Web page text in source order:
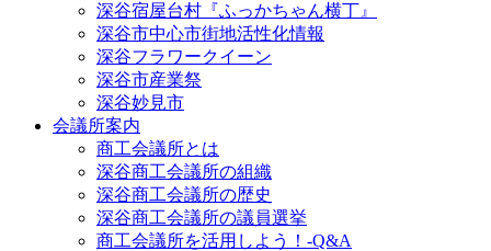
深谷宿屋台村『ふっかちゃん横丁』
深谷市中心市街地活性化情報
深谷フラワークイーン
深谷市産業祭
深谷妙見市
会議所案内
商工会議所とは
深谷商工会議所の組織
深谷商工会議所の歴史
深谷商工会議所の議員選挙
商工会議所を活用しよう！-Q&A